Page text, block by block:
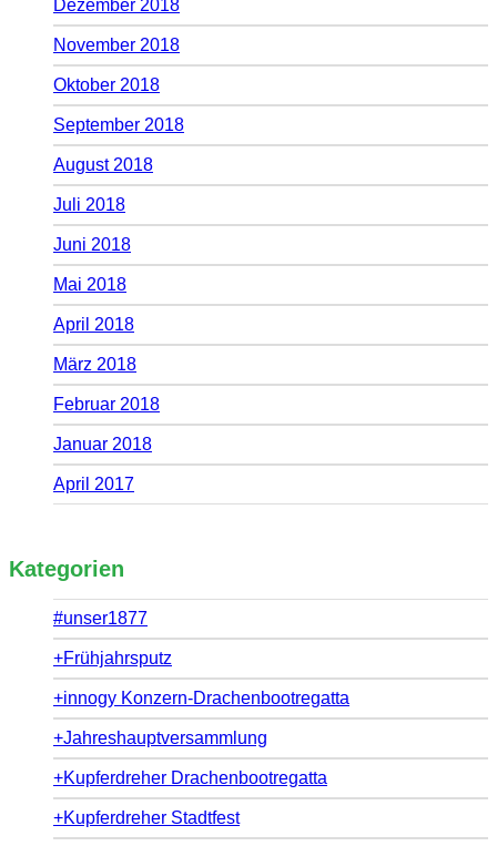
Dezember 2018
November 2018
Oktober 2018
September 2018
August 2018
Juli 2018
Juni 2018
Mai 2018
April 2018
März 2018
Februar 2018
Januar 2018
April 2017
Kategorien
#unser1877
+Frühjahrsputz
+innogy Konzern-Drachenbootregatta
+Jahreshauptversammlung
+Kupferdreher Drachenbootregatta
+Kupferdreher Stadtfest